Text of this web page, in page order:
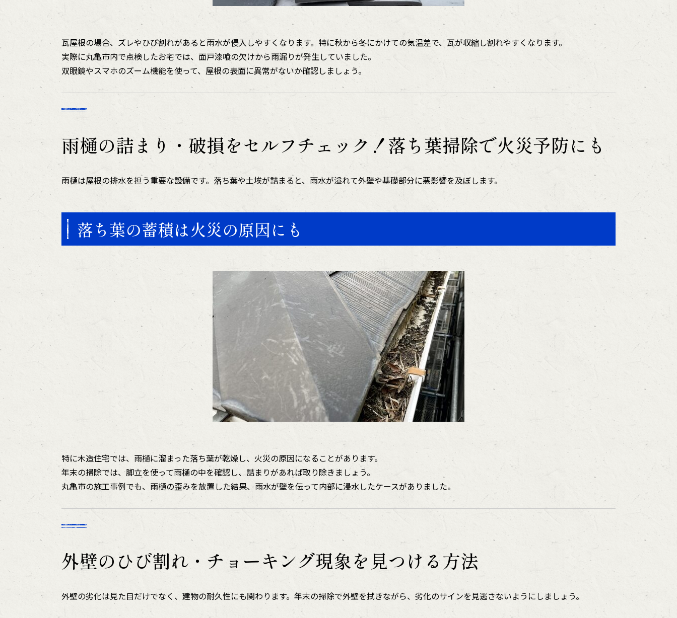
瓦屋根の場合、ズレやひび割れがあると雨水が侵入しやすくなります。特に秋から冬にかけての気温差で、瓦が収縮し割れやすくなります。
実際に丸亀市内で点検したお宅では、面戸漆喰の欠けから雨漏りが発生していました。
双眼鏡やスマホのズーム機能を使って、屋根の表面に異常がないか確認しましょう。
雨樋の詰まり・破損をセルフチェック！落ち葉掃除で火災予防にも
雨樋は屋根の排水を担う重要な設備です。落ち葉や土埃が詰まると、雨水が溢れて外壁や基礎部分に悪影響を及ぼします。
落ち葉の蓄積は火災の原因にも
特に木造住宅では、雨樋に溜まった落ち葉が乾燥し、火災の原因になることがあります。
年末の掃除では、脚立を使って雨樋の中を確認し、詰まりがあれば取り除きましょう。
丸亀市の施工事例でも、雨樋の歪みを放置した結果、雨水が壁を伝って内部に浸水したケースがありました。
外壁のひび割れ・チョーキング現象を見つける方法
外壁の劣化は見た目だけでなく、建物の耐久性にも関わります。年末の掃除で外壁を拭きながら、劣化のサインを見逃さないようにしましょう。